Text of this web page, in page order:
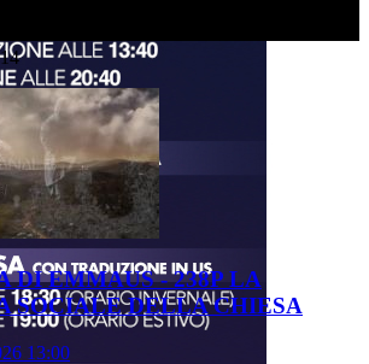
DI EMMAUS - 238P LA
SOCIALE DELLA CHIESA
13:00